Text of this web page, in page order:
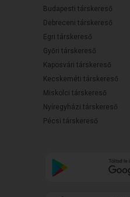
Budapesti társkereső
Debreceni társkereső
Egri társkereső
Győri társkereső
Kaposvári társkereső
Kecskeméti társkereső
Miskolci társkereső
Nyíregyházi társkereső
Pécsi társkereső